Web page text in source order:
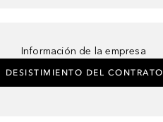
Información de la empresa
DESISTIMIENTO DEL CONTRATO